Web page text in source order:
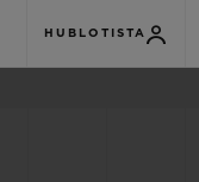
HUBLOTISTA